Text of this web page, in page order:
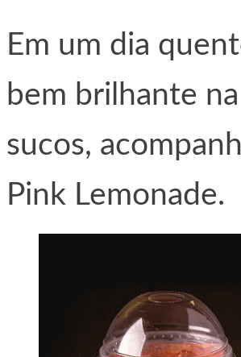
Em um dia
bem brilhante
sucos,
Pink Lemonade.